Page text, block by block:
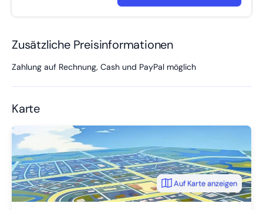
Zusätzliche Preisinformationen
Zahlung auf Rechnung, Cash und PayPal möglich
Karte
Auf Karte anzeigen